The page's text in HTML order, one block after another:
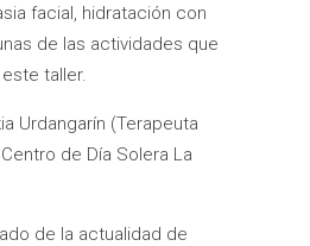
facial, hidratación con
de las actividades que
taller.
Urdangarín (Terapeuta
de Día Solera La
de la actualidad de